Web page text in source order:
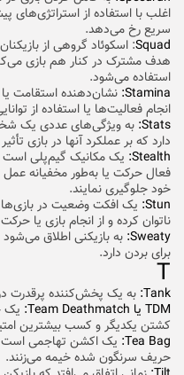
اغلب با استفاده از استراتژی‌های
سریع رخ می‌دهد.
Squad
: اسکوئاد گروهی از
هدف مشترک در کنار هم بازی
استفاده می‌شود.
Stamina: نشان‌دهنده استقامت
انجام فعالیت‌ها یا استفاده از
Stats: به ویژگی‌های عددی یک
دارد که بر عملکرد آنها در بازی
Stealth: یک مکانیک گیم‌پلی است
فعال حرکت یا به‌طور مخفیانه
خود جلوگیری نمایند.
Stun: یک افکت وضعیت در
ناتوان کرده و از انجام بازی یا
Sweaty: به بازیکنی اطلاق
برای بردن دارد.
T
Tank: به یک پخش‌کننده پرقدرت
TDM یا Team Deathmatch:
یک
کشتن یکدیگر و کسب بیشترین
Tea Bag: یک اکشن تهاجمی است
حریف سرنگون شده خیمه می‌زنند.